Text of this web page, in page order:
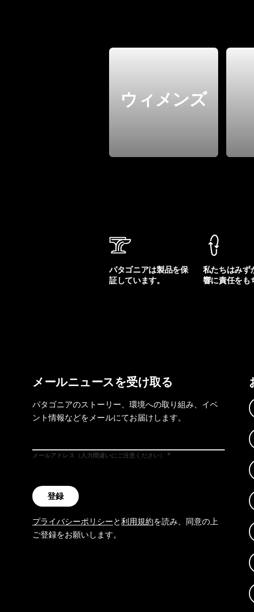
ウィメンズ
パタゴニアは製品を保
証しています。
私たちはみず
響に責任をも
メールニュースを受け取る
パタゴニアのストーリー、環境への取り組み、イベ
ント情報などをメールにてお届けします。
メールアドレス（入力間違いにご注意ください）
登録
プライバシーポリシーと利用規約を読み、同意の上
ご登録をお願いします。